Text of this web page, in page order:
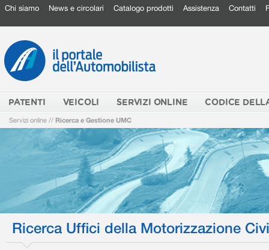
Chi siamo News e circolari Catalogo prodotti Assistenza Contatti
PATENTI VEICOLI SERVIZI ONLINE CODICE
Servizi online // Ricerca e Gestione UMC
Ricerca Uffici della Motorizzazione